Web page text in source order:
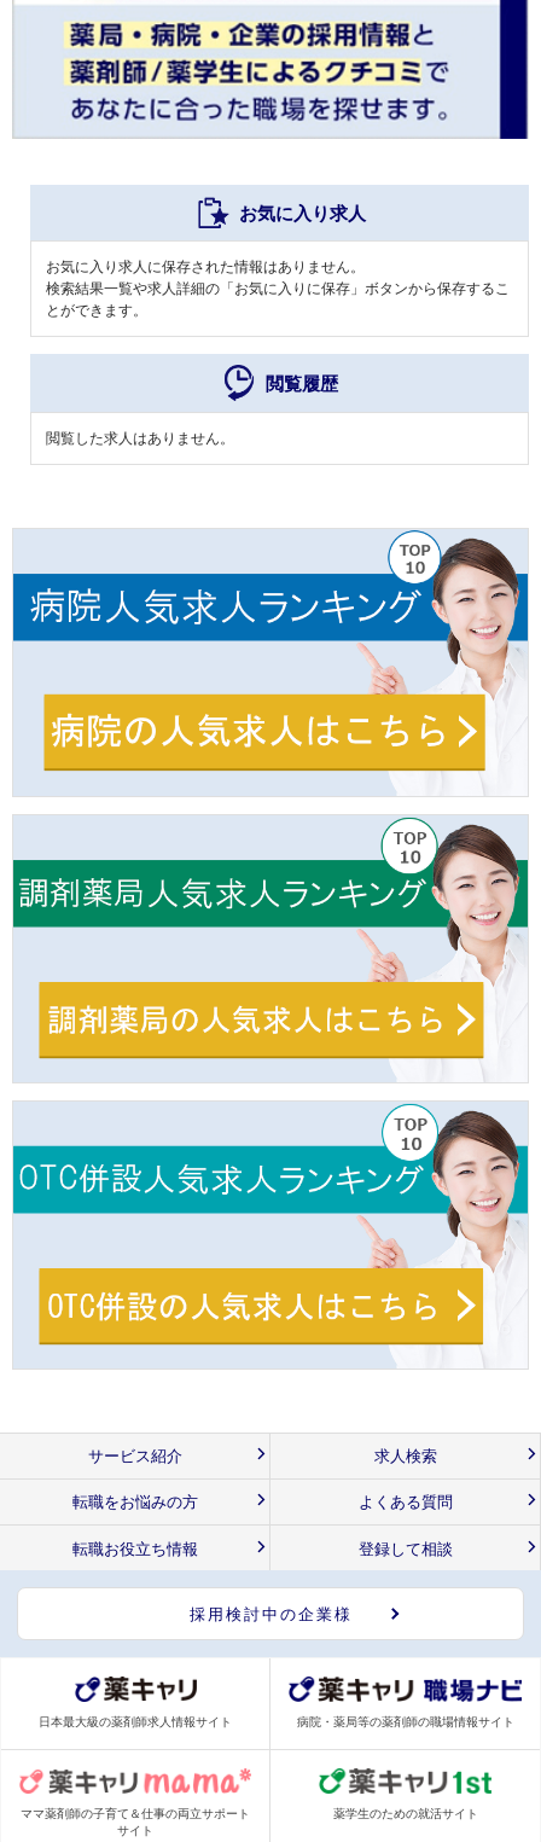
お気に入り求人
お気に入り求人に保存された情報はありません。
検索結果一覧や求人詳細の「お気に入りに保存」ボタンから保存するこ
とができます。
閲覧履歴
閲覧した求人はありません。
サービス紹介 求人検索
転職をお悩みの方 よくある質問
転職お役立ち情報 登録して相談
採用検討中の企業様
日本最大級の薬剤師求人情報サイト 病院・薬局等の薬剤師の職場情報サイト
ママ薬剤師の子育て＆仕事の両立サポート
サイト
薬学生のための就活サイト